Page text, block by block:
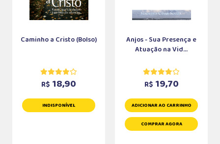
Caminho a Cristo (Bolso)
R$ 18,90
INDISPONÍVEL
Anjos - Sua Presença e
Atuação na Vid...
R$ 19,70
ADICIONAR AO CARRINHO
COMPRAR AGORA